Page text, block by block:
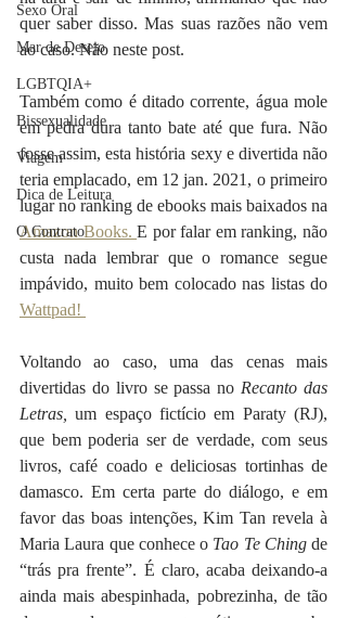
Sexo Oral
Mar de Desejo
LGBTQIA+
Bissexualidade
Viagem
Dica de Leitura
O Contrato
quer saber disso. Mas suas razões não vem
ao caso. Não neste post.
Também como é ditado corrente, água mole
em pedra dura tanto bate até que fura. Não
fosse assim, esta história sexy e divertida não
teria emplacado, em 12 jan. 2021, o primeiro
Amazon Books. E por falar em ranking, não
custa nada lembrar que o romance segue
Wattpad!
Voltando ao caso, uma das cenas mais
divertidas do livro se passa no Recanto das
Letras, um espaço fictício em Paraty (RJ),
que bem poderia ser de verdade, com seus
livros, café coado e deliciosas tortinhas de
damasco. Em certa parte do diálogo, e em
favor das boas intenções, Kim Tan revela à
Maria Laura que conhece o Tao Te Ching de
“trás pra frente”. É claro, acaba deixando-a
ainda mais abespinhada, pobrezinha, de tão